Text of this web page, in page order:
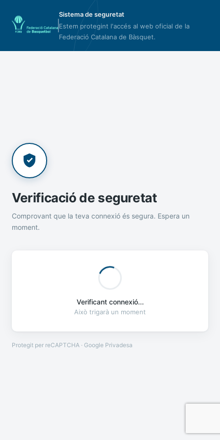
Sistema de seguretat
Estem protegint l'accés al web oficial de la
Federació Catalana de Bàsquet.
Verificació de seguretat
Comprovant que la teva connexió és segura. Espera un
moment.
Verificant connexió...
Això trigarà un moment
Protegit per reCAPTCHA · Google Privadesa